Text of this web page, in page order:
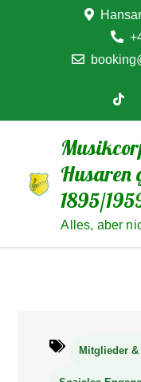
Husaren
1895/
Alles, aber
Mitglieder